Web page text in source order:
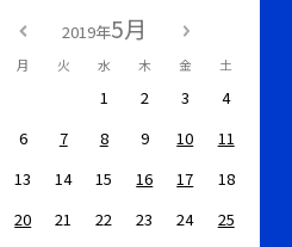
2019年5月
月 火 水 木 金 土
1 2 3
4
6 7 8 9 10
11
13 14 15 16 17
18
20 21 22 23 24
25